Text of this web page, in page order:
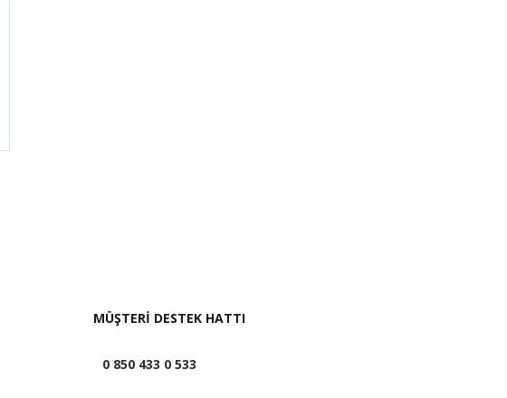
MÜŞTERİ DESTEK HATTI
0 850 433 0 533